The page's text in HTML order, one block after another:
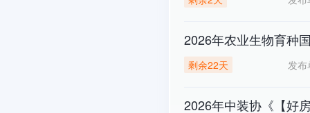
2026年农业生物育种
剩余22天 发
2026年中装协《【好